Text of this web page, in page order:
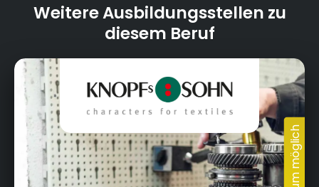
Weitere Ausbildungsstellen zu
diesem Beruf